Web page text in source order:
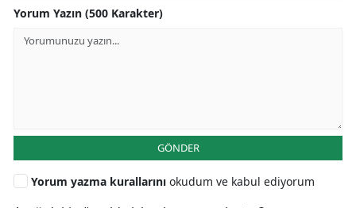
Yorum Yazın (500 Karakter)
GÖNDER
Yorum yazma kurallarını okudum ve kabul ediyorum